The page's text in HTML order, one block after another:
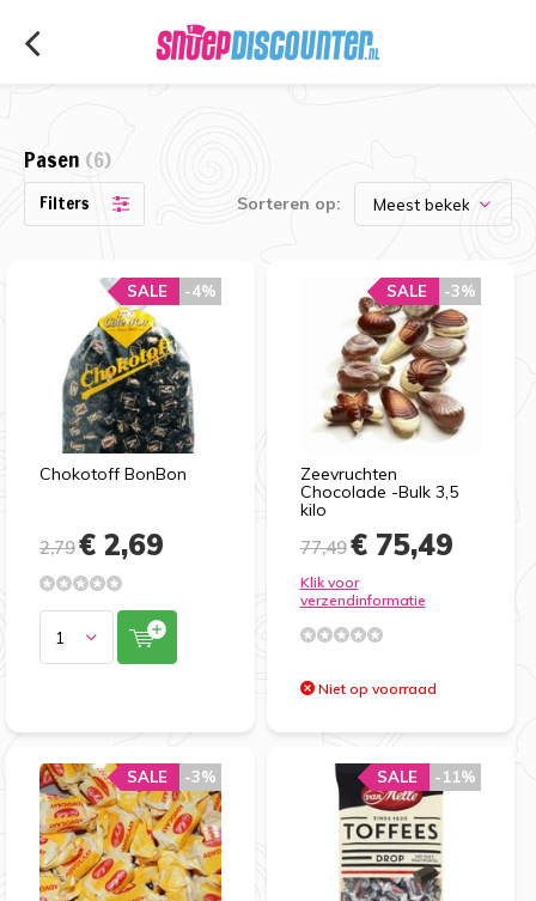
Pasen (6)
Filters Sorteren op:
Chokotoff BonBon
-4%
SALE
2,79€ 2,69
Zeevruchten
Chocolade -Bulk 3,5
kilo
-3%
SALE
77,49€ 75,49
Klik voor
verzendinformatie
Niet op voorraad
-3%
SALE -11%
SALE